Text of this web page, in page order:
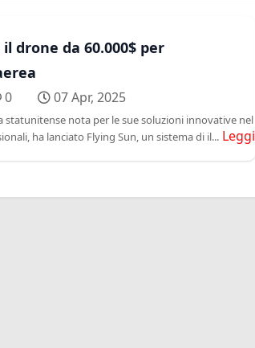
il drone da 60.000$ per
0 07 Apr, 2025
statunitense nota per le sue soluzioni innovative nel
ha lanciato Flying Sun, un sistema di il... Leggi